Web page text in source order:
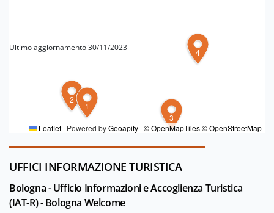
1
2
3
4
Leaflet | Powered byGeoapify | © OpenMapTiles© OpenStreetMap
Ultimo aggiornamento 30/11/2023
PER MAGGIORI INFORMAZIONI
Redazione Bologna
UFFICI INFORMAZIONE TURISTICA
Bologna - Ufficio Informazioni e Accoglienza Turistica
(IAT-R) - Bologna Welcome